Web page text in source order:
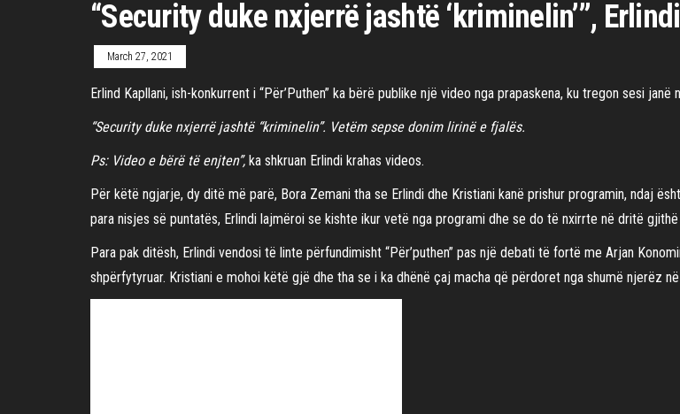
“Security duke nxjerrë jashtë ‘kriminelin’”,
March 27, 2021
Erlind Kapllani, ish-konkurrent i “Për’Puthen” ka bërë publike një video nga prapaskena, ku tregon sesi
“Security duke nxjerrë jashtë “kriminelin”. Vetëm sepse donim lirinë e fjalës.
Ps: Video e bërë të enjten”, ka shkruan Erlindi krahas videos.
Për këtë ngjarje, dy ditë më parë, Bora Zemani tha se Erlindi dhe Kristiani kanë prishur programin, ndaj
para nisjes së puntatës, Erlindi lajmëroi se kishte ikur vetë nga programi dhe se do të nxirrte në dritë
Para pak ditësh, Erlindi vendosi të linte përfundimisht “Për’puthen” pas një debati të fortë me Arjan
shpërfytyruar. Kristiani e mohoi këtë gjë dhe tha se i ka dhënë çaj macha që përdoret nga shumë njerëz